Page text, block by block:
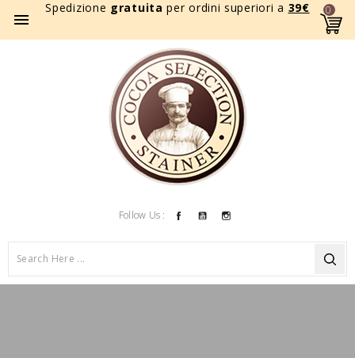
Spedizione gratuita per ordini superiori a 39€

0
Follow Us : FacebookYouTube